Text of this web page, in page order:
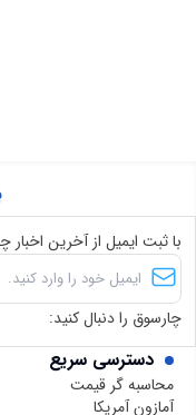
دسترسی سریع
محاسبه گر قیمت
آمازون آمریکا
با ثبت ایمیل از آخرین
چارسوق را دنبال کنید: